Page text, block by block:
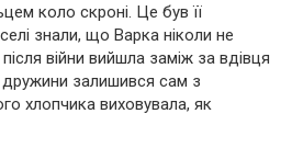
коло скроні. Це був її
знали, що Варка ніколи не
війни вийшла заміж за вдівця
дружини залишився сам з
хлопчика виховувала, як